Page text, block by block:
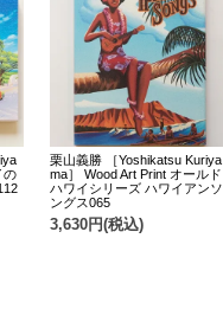
の
栗山義勝 ［Yoshikatsu Kuriya
ma］ Wood Art Print オールド
ハワイシリーズ ハワイアンソ
ングス065
3,630円(税込)